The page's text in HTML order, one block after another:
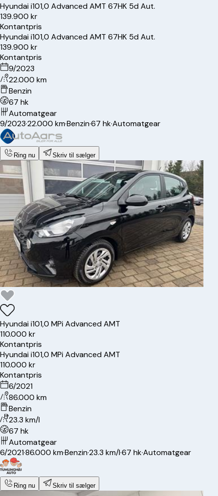
Hyundaii101,0 Advanced AMT 67HK 5d Aut.
139.900 kr
Kontantpris
Hyundaii101,0 Advanced AMT 67HK 5d Aut.
139.900 kr
Kontantpris
9/2023
22.000 km
Benzin
67 hk
Automatgear
9/2023·22.000 km·Benzin·67 hk·Automatgear
Ring nu Skriv til sælger
Hyundaii101,0 MPi Advanced AMT
110.000 kr
Kontantpris
Hyundaii101,0 MPi Advanced AMT
110.000 kr
Kontantpris
6/2021
86.000 km
Benzin
23.3 km/l
67 hk
Automatgear
6/2021·86.000 km·Benzin·23.3 km/l·67 hk·Automatgear
Ring nu Skriv til sælger